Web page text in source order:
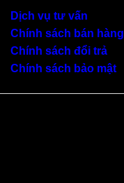
Dịch vụ tư vấn
Chính sách bán hàng
Chính sách đổi trả
Chính sách bảo mật